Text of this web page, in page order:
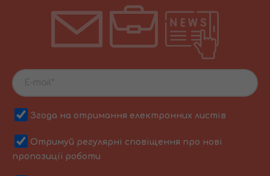
Згода на отримання електронних листів
Отримуй регулярні сповіщення про нові
пропозиції роботи